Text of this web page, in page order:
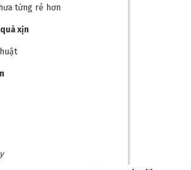
từng rẻ hơn
quà xịn